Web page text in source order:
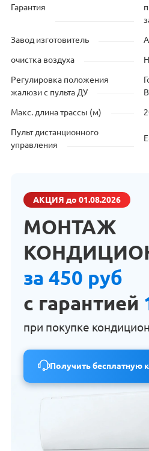
Гарантия
Завод изготовитель
очистка воздуха
Регулировка положения
жалюзи с пульта ДУ
Макс. длина трассы (м)
Пульт дистанционного
управления
АКЦИЯ до 01.08.2026
МОНТАЖ
за 450 руб
с гарантией
при покупке
Получить бесплатную